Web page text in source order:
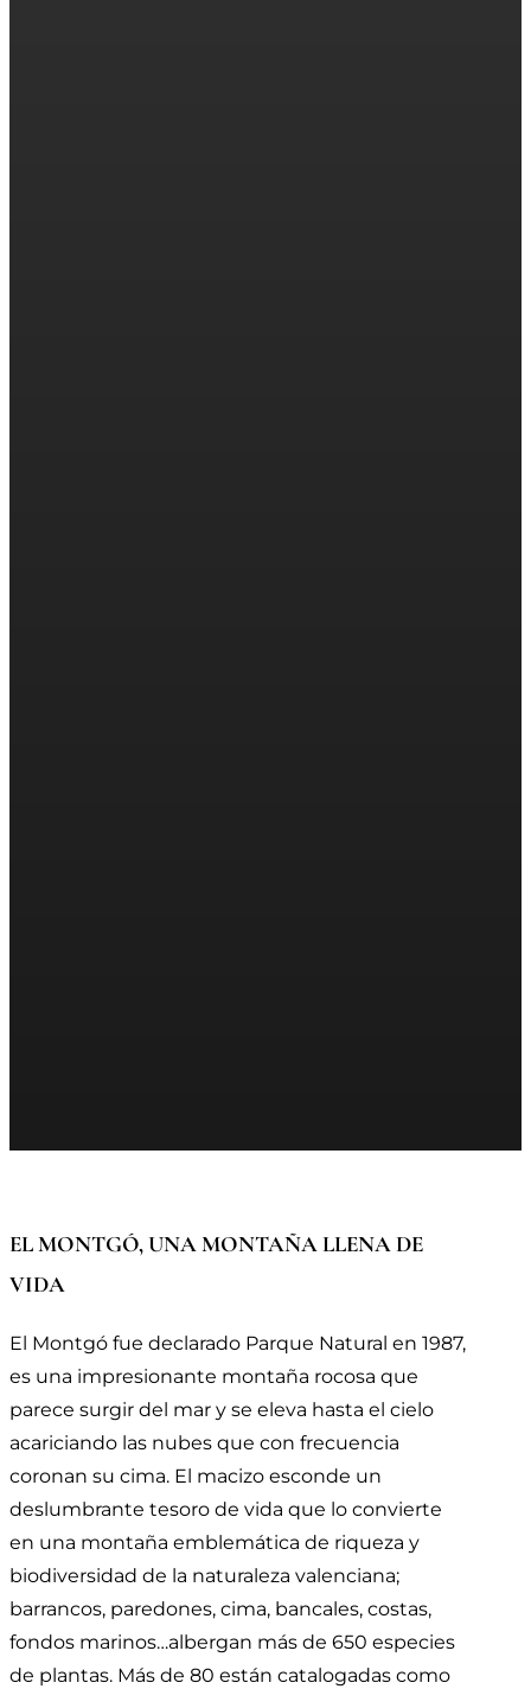
EL MONTGÓ, UNA MONTAÑA LLENA DE
VIDA
El Montgó fue declarado Parque Natural en 1987,
es una impresionante montaña rocosa que
parece surgir del mar y se eleva hasta el cielo
acariciando las nubes que con frecuencia
coronan su cima. El macizo esconde un
deslumbrante tesoro de vida que lo convierte
en una montaña emblemática de riqueza y
biodiversidad de la naturaleza valenciana;
barrancos, paredones, cima, bancales, costas,
fondos marinos…albergan más de 650 especies
de plantas. Más de 80 están catalogadas como